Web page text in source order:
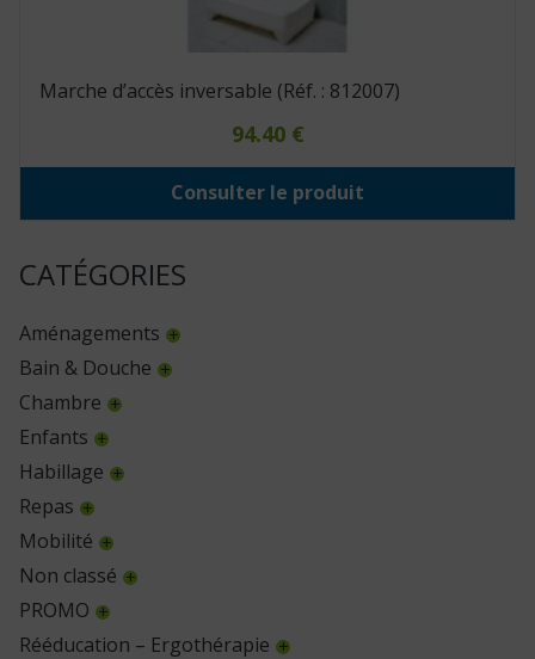
CATÉGORIES
Aménagements
Bain & Douche
Chambre
Enfants
Habillage
Repas
Mobilité
Non classé
PROMO
Rééducation – Ergothérapie
Marche d’accès inversable (Réf. : 812007)
94.40 €
Consulter le produit